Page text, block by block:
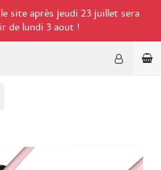
site après jeudi 23 juillet sera
de lundi 3 aout !